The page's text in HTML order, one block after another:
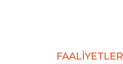
FAALİYETLER